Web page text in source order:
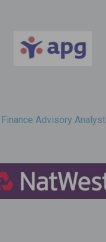
Advisory Analyst